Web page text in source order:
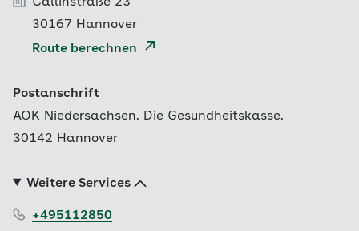
30167 Hannover
Route berechnen
Postanschrift
AOK Niedersachsen. Die Gesundheitskasse.
30142 Hannover
Weitere Services
+495112850